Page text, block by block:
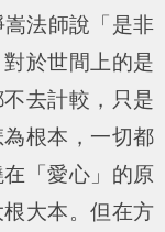
法師說「是非
於世間上的是
去計較，只是
根本，一切都
「愛心」的原
大本。但在方